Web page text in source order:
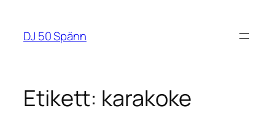
innehåll
DJ 50 Spänn
Etikett: karakoke